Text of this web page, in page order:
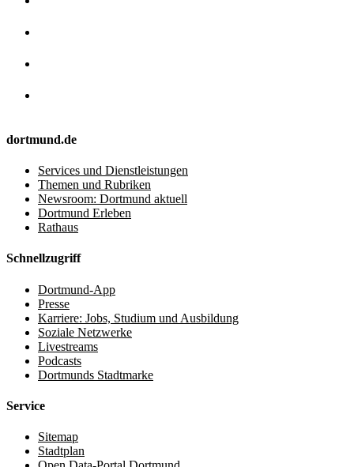
dortmund.de
Services und Dienstleistungen
Themen und Rubriken
Newsroom: Dortmund aktuell
Dortmund Erleben
Rathaus
Schnellzugriff
Dortmund-App
Presse
Karriere: Jobs, Studium und Ausbildung
Soziale Netzwerke
Livestreams
Podcasts
Dortmunds Stadtmarke
Service
Sitemap
Stadtplan